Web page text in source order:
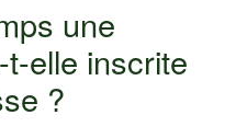
une
elle inscrite
?